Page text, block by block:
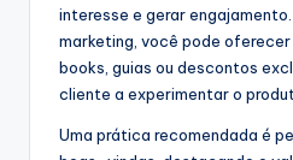
interesse e gerar
marketing, você pode
books, guias ou descontos
cliente a experimentar o
Uma prática recomendada é